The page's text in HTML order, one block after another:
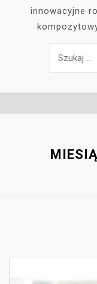
innowacyjne
Szukaj: